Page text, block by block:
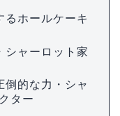
るホールケーキ
シャーロット家
倒的な力・シャ
ター